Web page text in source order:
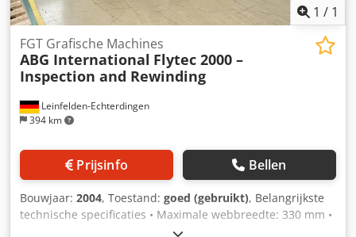
1 / 1
Leinfelden-Echterdingen
394 km
FGT Grafische Machines
ABG International Flytec 2000 –
Inspection and Rewinding
Prijsinfo Bellen
Bouwjaar: 2004, Toestand: goed (gebruikt), Belangrijkste
technische specificaties • Maximale webbreedte: 330 mm •
Maximale bandsnelheid: 200 m/min • Maximale